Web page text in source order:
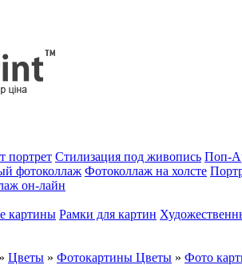
портрет Стилизация под живопись Поп-
фотоколлаж Фотоколлаж на холсте
он-лайн
картины Рамки для картин
» Цветы » Фотокартины Цветы » Фото